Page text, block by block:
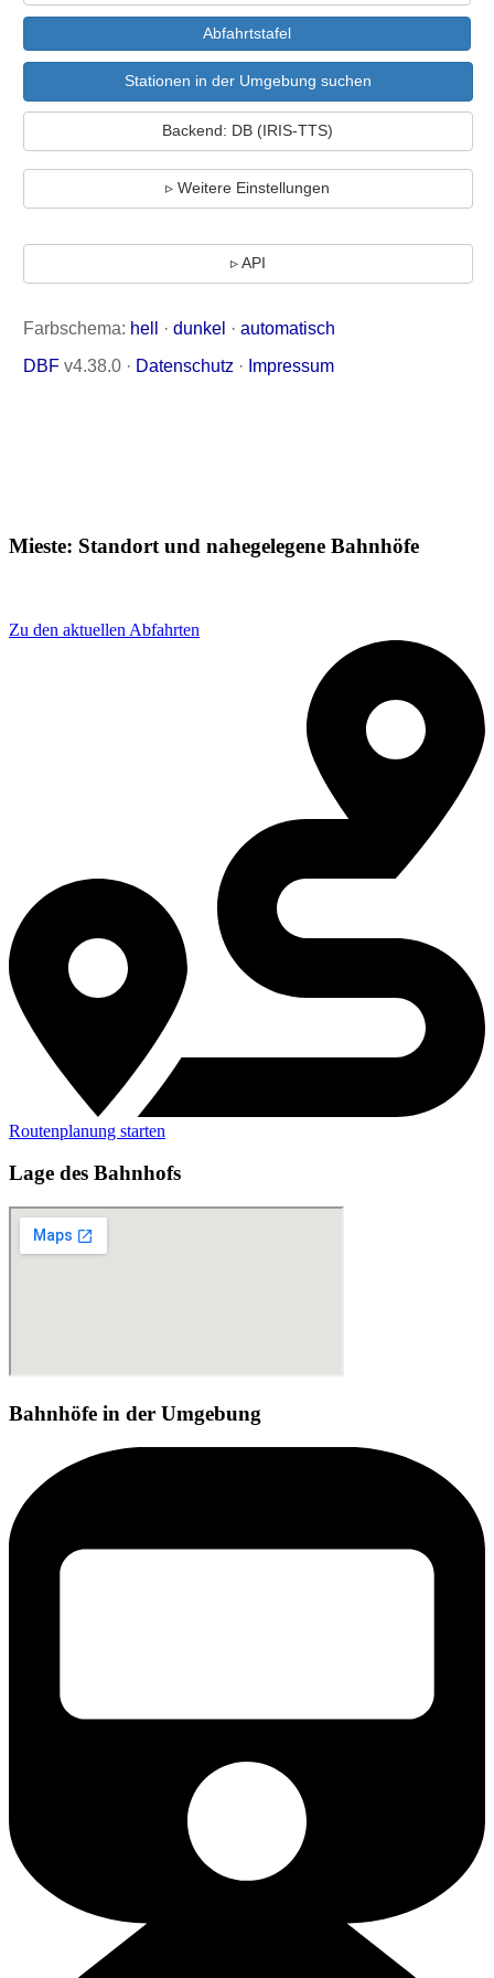
Mieste: Standort und nahegelegene Bahnhöfe
Zu den aktuellen Abfahrten
Routenplanung starten
Lage des Bahnhofs
Bahnhöfe in der Umgebung